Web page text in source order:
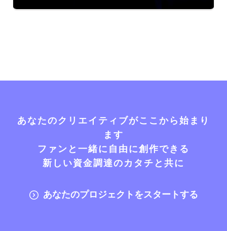
あなたのクリエイティブがここから始まり
ます
ファンと一緒に自由に創作できる
新しい資金調達のカタチと共に
あなたのプロジェクトをスタートする